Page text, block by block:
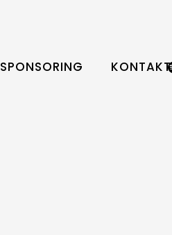
SPONSORING KONTAKT